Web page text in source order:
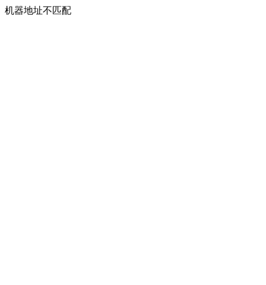
机器地址不匹配